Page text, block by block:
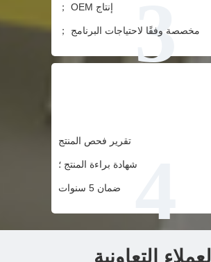
إنتاج OEM ；
مخصصة وفقًا لاحتياجات البرنامج ；
تقرير فحص المنتج
شهادة براءة المنتج ؛
ضمان 5 سنوات
العملاء التعاونية